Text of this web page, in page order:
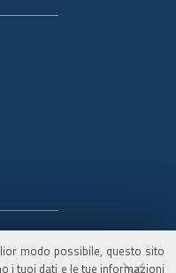
modo possibile, questo sito
i tuoi dati e le tue informazioni